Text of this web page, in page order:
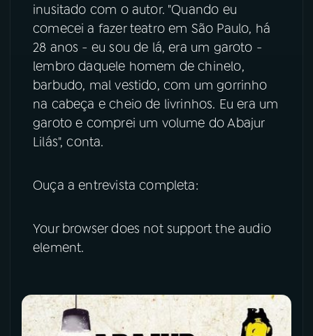
inusitado com o autor. "Quando eu
comecei a fazer teatro em São Paulo, há
28 anos - eu sou de lá, era um garoto -
lembro daquele homem de chinelo,
barbudo, mal vestido, com um gorrinho
na cabeça e cheio de livrinhos. Eu era um
garoto e comprei um volume do Abajur
Lilás", conta.
Ouça a entrevista completa:
Your browser does not support the audio
element.